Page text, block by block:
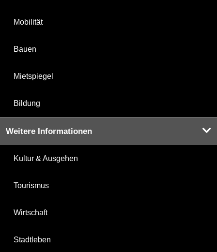
Mobilität
Bauen
Mietspiegel
Bildung
Weitere Informationen
Kultur & Ausgehen
Tourismus
Wirtschaft
Stadtleben